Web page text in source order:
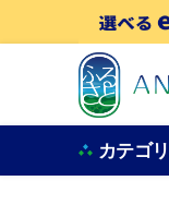
カテゴリ